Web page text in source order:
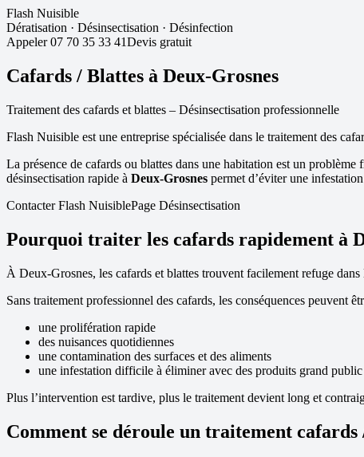
Flash Nuisible
Dératisation · Désinsectisation · Désinfection
Appeler 07 70 35 33 41Devis gratuit
Cafards / Blattes à Deux-Grosnes
Traitement des cafards et blattes – Désinsectisation professionnelle
Flash Nuisible est une entreprise spécialisée dans le traitement des
La présence de cafards ou blattes dans une habitation est un
désinsectisation rapide à Deux-Grosnes permet d’éviter une
Contacter Flash NuisiblePage Désinsectisation
Pourquoi traiter les cafards rapidement à
À Deux-Grosnes, les cafards et blattes trouvent facilement refuge
Sans traitement professionnel des cafards, les conséquences peuvent
une prolifération rapide
des nuisances quotidiennes
une contamination des surfaces et des aliments
une infestation difficile à éliminer avec des produits grand public
Plus l’intervention est tardive, plus le traitement devient long et
Comment se déroule un traitement cafards